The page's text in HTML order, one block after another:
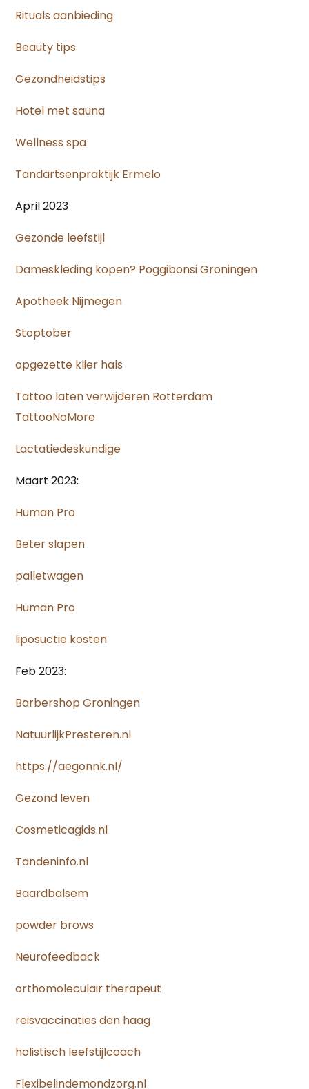
Rituals aanbieding
Beauty tips
Gezondheidstips
Hotel met sauna
Wellness spa
Tandartsenpraktijk Ermelo
April 2023
Gezonde leefstijl
Dameskleding kopen? Poggibonsi Groningen
Apotheek Nijmegen
Stoptober
opgezette klier hals
Tattoo laten verwijderen Rotterdam
TattooNoMore
Lactatiedeskundige
Maart 2023:
Human Pro
Beter slapen
palletwagen
Human Pro
liposuctie kosten
Feb 2023:
Barbershop Groningen
NatuurlijkPresteren.nl
https://aegonnk.nl/
Gezond leven
Cosmeticagids.nl
Tandeninfo.nl
Baardbalsem
powder brows
Neurofeedback
orthomoleculair therapeut
reisvaccinaties den haag
holistisch leefstijlcoach
Flexibelindemondzorg.nl